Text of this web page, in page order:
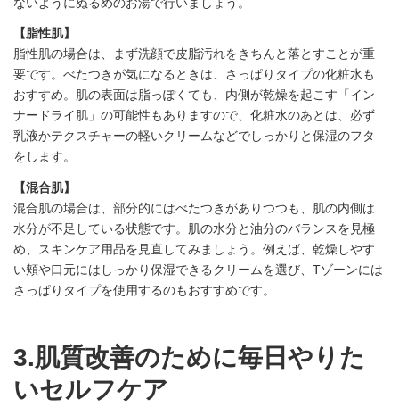
【脂性肌】
脂性肌の場合は、まず洗顔で皮脂汚れをきちんと落とすことが重
要です。べたつきが気になるときは、さっぱりタイプの化粧水も
おすすめ。肌の表面は脂っぽくても、内側が乾燥を起こす「イン
ナードライ肌」の可能性もありますので、化粧水のあとは、必ず
乳液かテクスチャーの軽いクリームなどでしっかりと保湿のフタ
をします。
【混合肌】
混合肌の場合は、部分的にはべたつきがありつつも、肌の内側は
水分が不足している状態です。肌の水分と油分のバランスを見極
め、スキンケア用品を見直してみましょう。例えば、乾燥しやす
い頬や口元にはしっかり保湿できるクリームを選び、Tゾーンには
さっぱりタイプを使用するのもおすすめです。
3.肌質改善のために毎日やりた
いセルフケア